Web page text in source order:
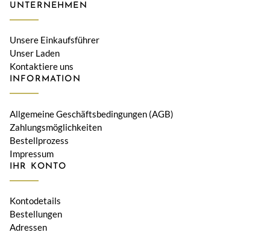
UNTERNEHMEN
Unsere Einkaufsführer
Unser Laden
Kontaktiere uns
INFORMATION
Allgemeine Geschäftsbedingungen (AGB)
Zahlungsmöglichkeiten
Bestellprozess
Impressum
IHR KONTO
Kontodetails
Bestellungen
Adressen